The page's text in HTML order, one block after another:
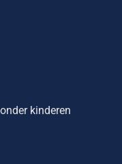
kinderen